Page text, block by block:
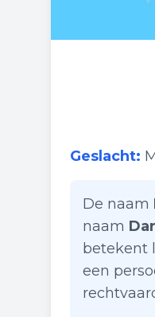
Geslacht:
De naam
naam
betekent
een